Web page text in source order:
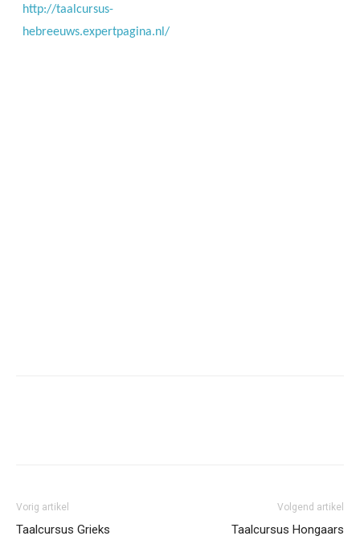
http://taalcursus-
hebreeuws.expertpagina.nl/
Vorig artikel
Taalcursus Grieks
Volgend artikel
Taalcursus Hongaars